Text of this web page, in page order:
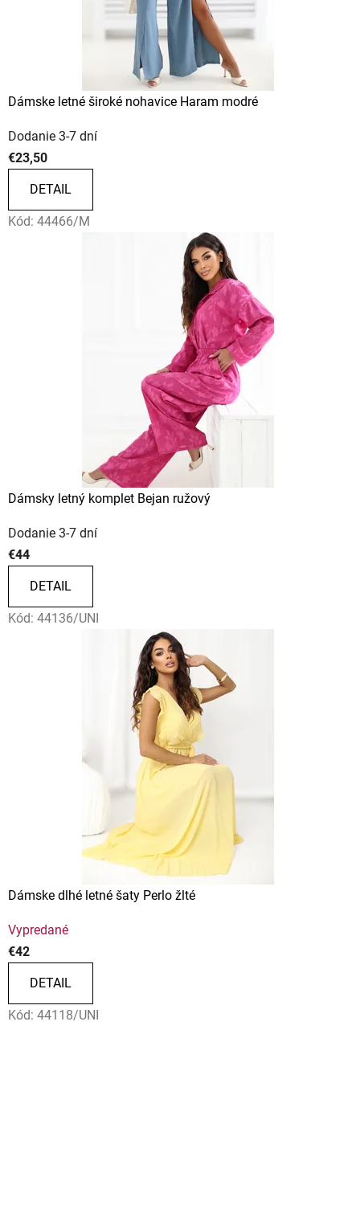
Dámske letné široké nohavice Haram modré
Dodanie 3-7 dní
€23,50
DETAIL
Kód: 44466/M
Dámsky letný komplet Bejan ružový
Dodanie 3-7 dní
€44
DETAIL
Kód: 44136/UNI
Dámske dlhé letné šaty Perlo žlté
Vypredané
€42
DETAIL
Kód: 44118/UNI